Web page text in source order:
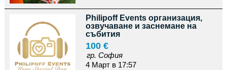
Philipoff Events организация,
озвучаване и заснемане на
събития
100 €
гр. София
4 Март в 17:57